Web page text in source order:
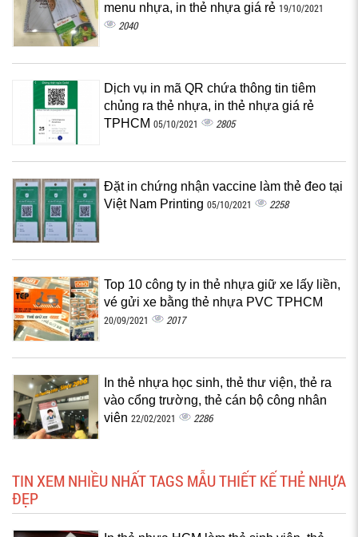
menu nhựa, in thẻ nhựa giá rẻ 19/10/2021
2040
Dịch vụ in mã QR chứa thông tin tiêm
chủng ra thẻ nhựa, in thẻ nhựa giá rẻ
TPHCM 05/10/2021 2805
Đặt in chứng nhận vaccine làm thẻ đeo tại
Việt Nam Printing 05/10/2021 2258
Top 10 công ty in thẻ nhựa giữ xe lấy liền,
vé gửi xe bằng thẻ nhựa PVC TPHCM
20/09/2021 2017
In thẻ nhựa học sinh, thẻ thư viện, thẻ ra
vào cổng trường, thẻ cán bộ công nhân
viên 22/02/2021 2286
TIN XEM NHIỀU NHẤT TAGS MẪU THIẾT KẾ THẺ NHỰA
ĐẸP